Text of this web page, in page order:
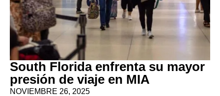
South Florida enfrenta su mayor
presión de viaje en MIA
NOVIEMBRE 26, 2025